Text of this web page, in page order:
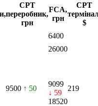
CPT
переробник,
грн
FCA,
грн
CPT
$
6400
26000
9500 ↑ 50
9099
↓ 59
219
18520